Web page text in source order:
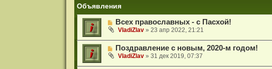
и
я
Объявления
Всех православных - с Пасхой!
VladiZlav» 23 апр 2022, 21:21
Поздравление с новым, 2020-м годом!
VladiZlav» 31 дек 2019, 07:37